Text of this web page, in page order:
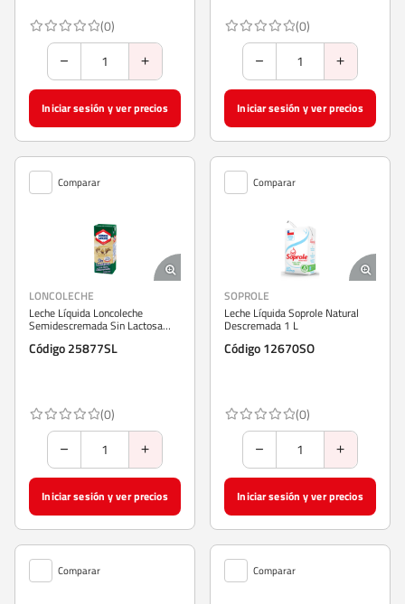
(0)
Iniciar sesión y ver precios
(0)
Iniciar sesión y ver precios
Comparar
LONCOLECHE
Leche Líquida Loncoleche
Semidescremada Sin Lactosa
Código 25877SL
(0)
Iniciar sesión y ver precios
Comparar
SOPROLE
Leche Líquida Soprole Natural
Descremada 1 L
Código 12670SO
(0)
Iniciar sesión y ver precios
Comparar Comparar